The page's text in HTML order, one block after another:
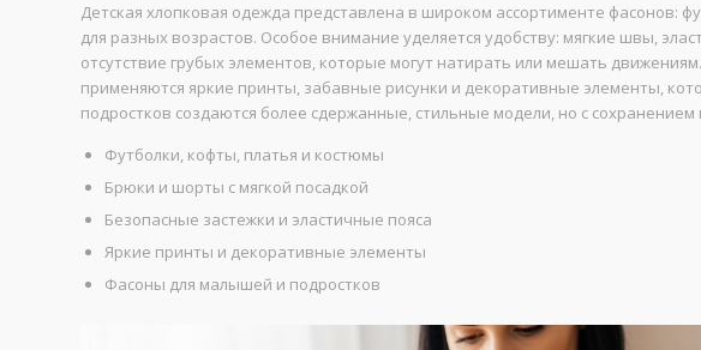
Детская хлопковая одежда представлена в широком ассортименте фасонов:
для разных возрастов. Особое внимание уделяется удобству: мягкие швы,
отсутствие грубых элементов, которые могут натирать или мешать
применяются яркие принты, забавные рисунки и декоративные элементы,
подростков создаются более сдержанные, стильные модели, но с
Футболки, кофты, платья и костюмы
Брюки и шорты с мягкой посадкой
Безопасные застежки и эластичные пояса
Яркие принты и декоративные элементы
Фасоны для малышей и подростков